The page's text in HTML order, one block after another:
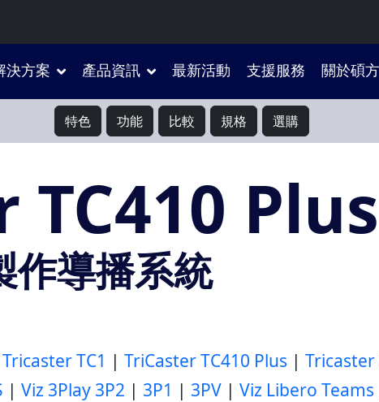
決方案 產品資訊 最新活動 支援服務 關於碩方
特色 功能 比較 規格 選購
TC410 Plus
作導播系統
Tricaster TC1 | TriCaster TC410 Plus | Tricaster
| Viz 3Play 3P2 | 3P1 | 3PV | Viz Libero Teams